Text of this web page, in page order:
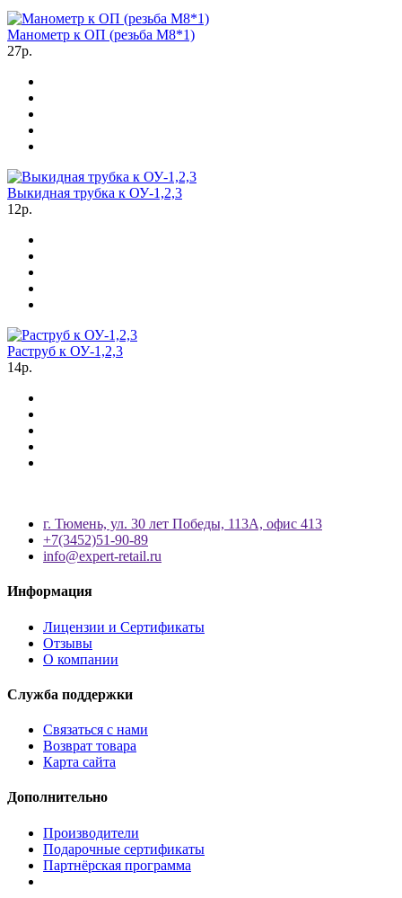
Манометр к ОП (резьба М8*1)
27р.
Выкидная трубка к ОУ-1,2,3
12р.
Раструб к ОУ-1,2,3
14р.
г. Тюмень, ул. 30 лет Победы, 113А, офис 413
+7(3452)51-90-89
info@expert-retail.ru
Информация
Лицензии и Сертификаты
Отзывы
О компании
Служба поддержки
Связаться с нами
Возврат товара
Карта сайта
Дополнительно
Производители
Подарочные сертификаты
Партнёрская программа